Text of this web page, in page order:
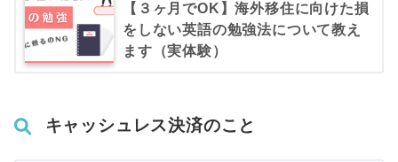
【３ヶ月でOK】海外移住に向けた損
をしない英語の勉強法について教え
ます（実体験）
キャッシュレス決済のこと